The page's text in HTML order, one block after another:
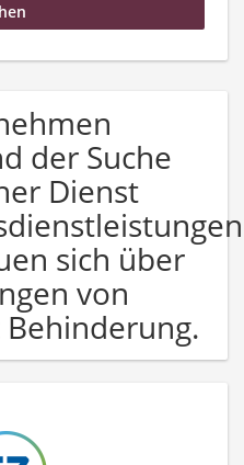
der Suche
Dienst
sich über
von